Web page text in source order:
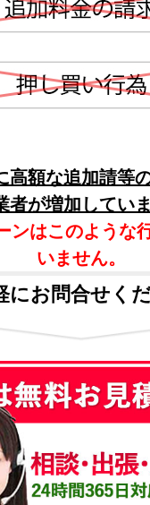
高額な追加請等
者が増加していま
ンはこのような
いません。
にお問合せくだ